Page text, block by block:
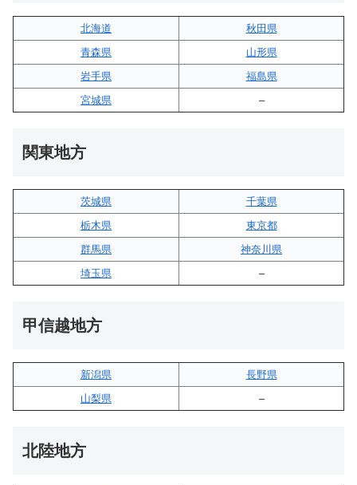
北海道
秋田県
青森県
山形県
岩手県
福島県
宮城県
–
関東地方
茨城県
千葉県
栃木県
東京都
群馬県
神奈川県
埼玉県
–
甲信越地方
新潟県
長野県
山梨県
–
北陸地方